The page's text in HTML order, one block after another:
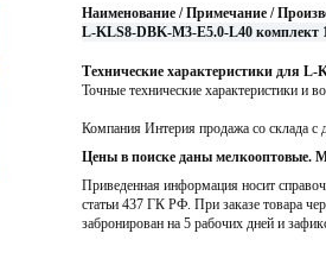
Наименование / Примечание /
L-KLS8-DBK-M3-E5.0-L40 комплект
Технические характеристики для
Точные технические характеристики и
Компания Интерия продажа со склада
Цены в поиске даны мелкооптовые.
Приведенная информация носит
статьи 437 ГК РФ. При заказе товара
забронирован на 5 рабочих дней и